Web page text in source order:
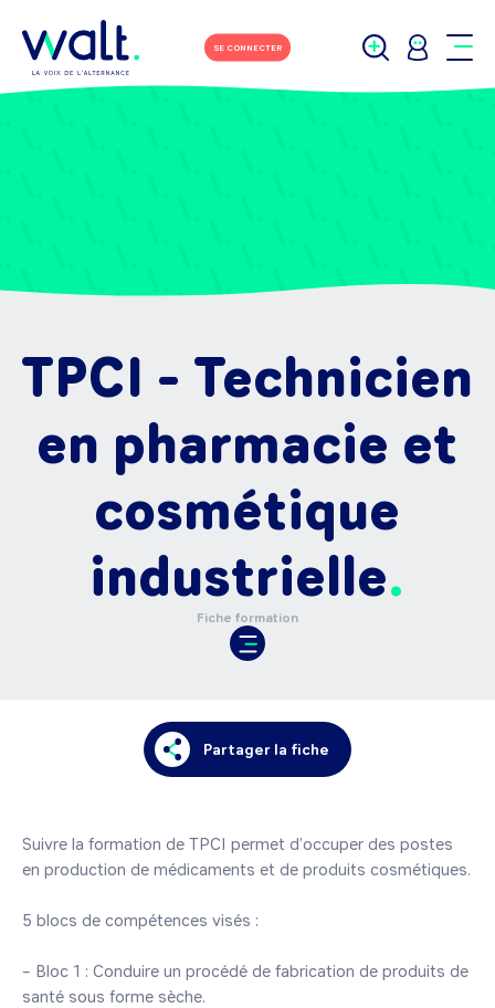
SE CONNECTER
TPCI - Technicien
en pharmacie et
cosmétique
industrielle
Fiche formation
Partager la fiche
Suivre la formation de TPCI permet d’occuper des postes
en production de médicaments et de produits cosmétiques.
5 blocs de compétences visés :
– Bloc 1 : Conduire un procédé de fabrication de produits de
santé sous forme sèche.